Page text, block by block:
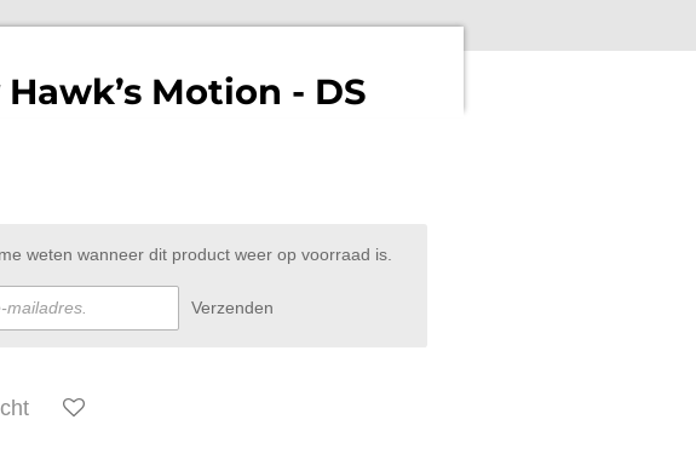
Hawk’s Motion - DS
weten wanneer dit product weer op voorraad is.
Verzenden